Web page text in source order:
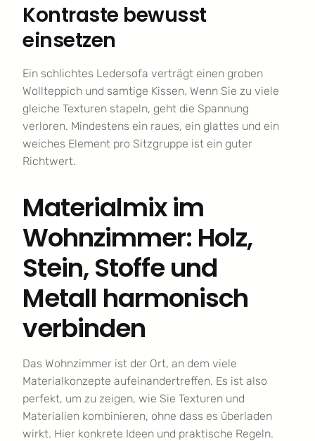
Kontraste bewusst
einsetzen
Ein schlichtes Ledersofa verträgt einen groben
Wollteppich und samtige Kissen. Wenn Sie zu viele
gleiche Texturen stapeln, geht die Spannung
verloren. Mindestens ein raues, ein glattes und ein
weiches Element pro Sitzgruppe ist ein guter
Richtwert.
Materialmix im
Wohnzimmer: Holz,
Stein, Stoffe und
Metall harmonisch
verbinden
Das Wohnzimmer ist der Ort, an dem viele
Materialkonzepte aufeinandertreffen. Es ist also
perfekt, um zu zeigen, wie Sie Texturen und
Materialien kombinieren, ohne dass es überladen
wirkt. Hier konkrete Ideen und praktische Regeln.